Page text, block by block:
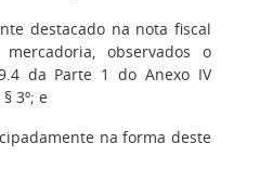
destacado na nota fiscal
observados o
da Parte 1 do Anexo IV
3º; e
na forma deste